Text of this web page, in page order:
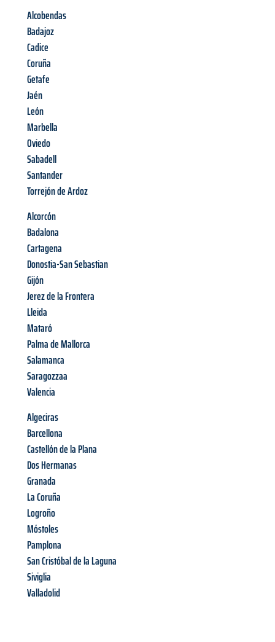
Alcobendas
Badajoz
Cadice
Coruña
Getafe
Jaén
León
Marbella
Oviedo
Sabadell
Santander
Torrejón de Ardoz
Alcorcón
Badalona
Cartagena
Donostia-San Sebastian
Gijón
Jerez de la Frontera
Lleida
Mataró
Palma de Mallorca
Salamanca
Saragozzaa
Valencia
Algeciras
Barcellona
Castellón de la Plana
Dos Hermanas
Granada
La Coruña
Logroño
Móstoles
Pamplona
San Cristóbal de la Laguna
Siviglia
Valladolid